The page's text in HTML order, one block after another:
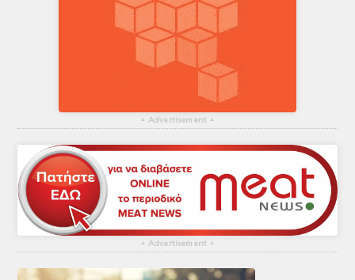
▴ Advertisement ▴
▴ Advertisement ▴